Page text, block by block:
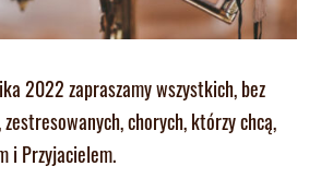
2022 zapraszamy wszystkich, bez
zestresowanych, chorych, którzy chcą,
i Przyjacielem.